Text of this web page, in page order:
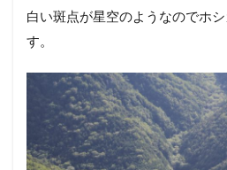
白い斑点が星空のようなのでホ
す。